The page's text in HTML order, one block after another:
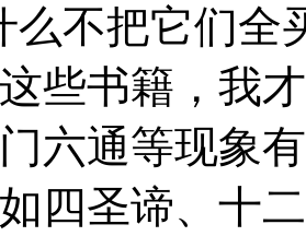
么不把它们全
些书籍，我
六通等现象
四圣谛、十